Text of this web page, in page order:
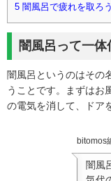
5 闇風呂で疲れを取ろ
闇風呂って一体
闇風呂というのはその
うことです。まずはお
の電気を消して、ドア
bitomos
闇風